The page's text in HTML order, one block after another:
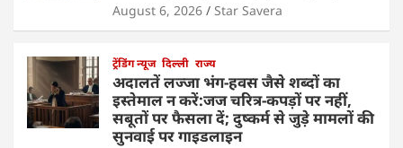
August 6, 2026 Star Savera
ट्रेंडिंग न्यूज दिल्ली राज्य
अदालतें लज्जा भंग-हवस जैसे शब्दों का
इस्तेमाल न करें:जज चरित्र-कपड़ों पर नहीं,
सबूतों पर फैसला दें; दुष्कर्म से जुड़े मामलों की
सुनवाई पर गाइडलाइन